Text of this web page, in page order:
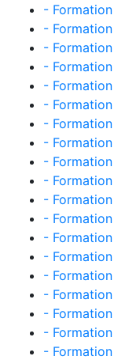
-
-
-
-
-
-
-
-
-
-
-
-
-
-
-
-
-
-
-